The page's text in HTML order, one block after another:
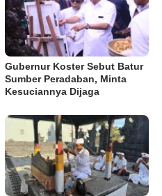
Gubernur Koster Sebut Batur
Sumber Peradaban, Minta
Kesuciannya Dijaga